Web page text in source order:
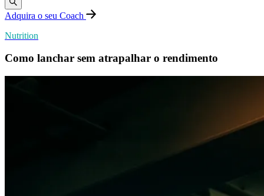
Adquira o seu Coach
Nutrition
Como lanchar sem atrapalhar o rendimento